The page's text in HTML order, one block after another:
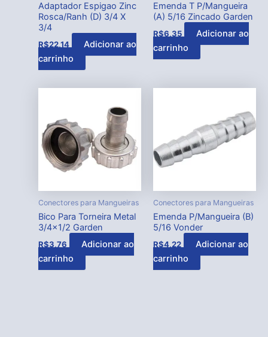
Adaptador Espigao Zinc
Rosca/Ranh (D) 3/4 X
3/4
R$22,14
Adicionar ao
carrinho
Emenda T P/Mangueira
(A) 5/16 Zincado Garden
R$6,35
Adicionar ao
carrinho
Conectores para Mangueiras
Bico Para Torneira Metal
3/4×1/2 Garden
R$3,76
Adicionar ao
carrinho
Conectores para Mangueiras
Emenda P/Mangueira (B)
5/16 Vonder
R$4,22
Adicionar ao
carrinho